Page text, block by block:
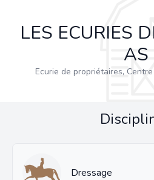
LES ECURIES
AS
Ecurie de propriétaires,
Dressage